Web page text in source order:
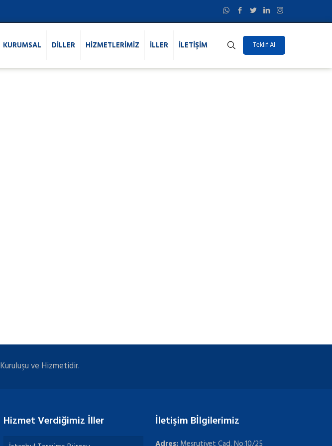
KURUMSAL DİLLER HİZMETLERİMİZ İLLER İLETİŞİM Teklif Al
Kuruluşu ve Hizmetidir.
Hizmet Verdiğimiz İller İletişim Bİlgilerimiz